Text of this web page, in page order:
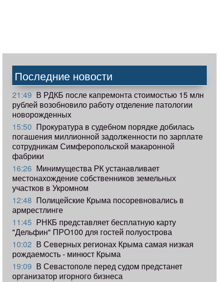
Последние новости
21:49 В РДКБ после капремонта стоимостью 15 млн
рублей возобновило работу отделение патологии
новорожденных
15:50 Прокуратура в судебном порядке добилась
погашения миллионной задолженности по зарплате
сотрудникам Симферопольской макаронной
фабрики
16:26 Минимущества РК устанавливает
местонахождение собственников земельных
участков в Укромном
12:48 Полицейские Крыма посоревновались в
армрестлинге
11:45 РНКБ представляет бесплатную карту
"Дельфин" ПРО100 для гостей полуострова
10:02 В Северных регионах Крыма самая низкая
рождаемость - минюст Крыма
19:09 В Севастополе перед судом предстанет
организатор игорного бизнеса